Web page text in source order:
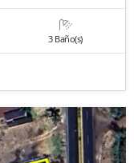
3 Baño(s)